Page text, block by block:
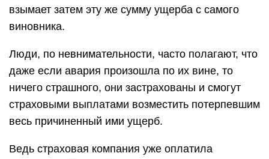
взымает затем эту же сумму ущерба с самого
виновника.
Люди, по невнимательности, часто полагают, что
даже если авария произошла по их вине, то
ничего страшного, они застрахованы и смогут
страховыми выплатами возместить потерпевшим
весь причиненный ими ущерб.
Ведь страховая компания уже оплатила